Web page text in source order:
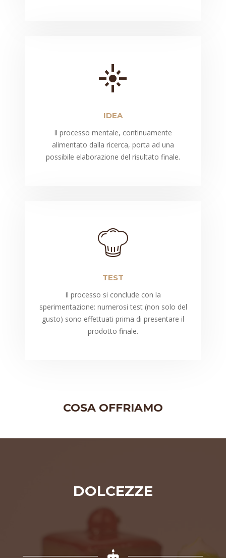
IDEA
Il processo mentale, continuamente
alimentato dalla ricerca, porta ad una
possibile elaborazione del risultato finale.
TEST
Il processo si conclude con la
sperimentazione: numerosi test (non solo del
gusto) sono effettuati prima di presentare il
prodotto finale.
COSA OFFRIAMO
DOLCEZZE